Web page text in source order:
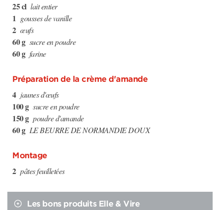
25 cl lait entier
1 gousses de vanille
2 œufs
60 g sucre en poudre
60 g farine
Préparation de la crème d'amande
4 jaunes d'œufs
100 g sucre en poudre
150 g poudre d'amande
60 g LE BEURRE DE NORMANDIE DOUX
Montage
2 pâtes feuilletées
Les bons produits Elle & Vire